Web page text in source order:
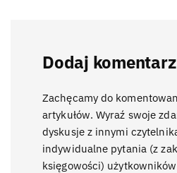
Dodaj komentarz
Zachęcamy do
artykułów. Wyraź swoje
dyskusje z innymi
indywidualne pytania (z
księgowości)